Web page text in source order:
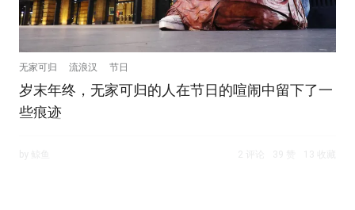
无家可归 流浪汉 节日
岁末年终，无家可归的人在节日的喧闹中留下了一
些痕迹